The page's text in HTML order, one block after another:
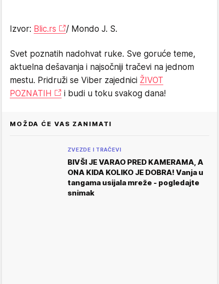
Izvor: Blic.rs / Mondo J. S.
Svet poznatih nadohvat ruke. Sve goruće teme,
aktuelna dešavanja i najsočniji tračevi na jednom
mestu. Pridruži se Viber zajednici ŽIVOT
POZNATIH
i budi u toku svakog dana!
MOŽDA ĆE VAS ZANIMATI
ZVEZDE I TRAČEVI
BIVŠI JE VARAO PRED KAMERAMA, A
ONA KIDA KOLIKO JE DOBRA! Vanja u
tangama usijala mreže - pogledajte
snimak